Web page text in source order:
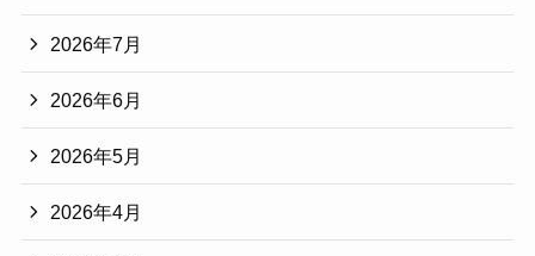
2026年7月
2026年6月
2026年5月
2026年4月